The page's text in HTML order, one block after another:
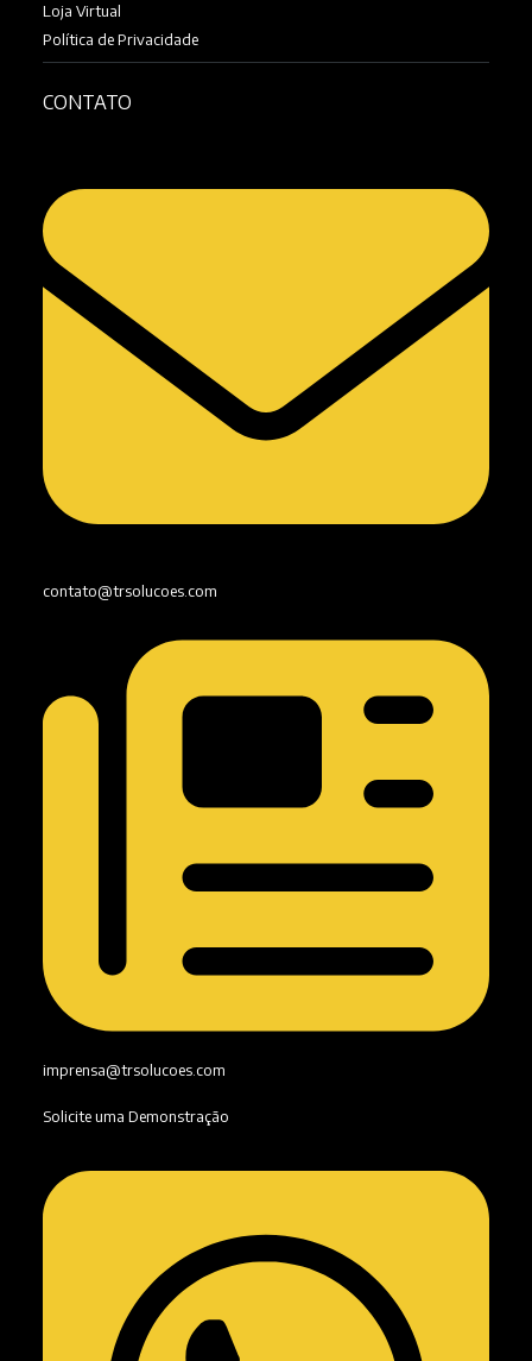
Loja Virtual
Política de Privacidade
CONTATO
contato@trsolucoes.com
imprensa@trsolucoes.com
Solicite uma Demonstração